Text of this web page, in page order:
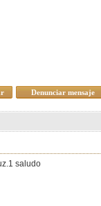
Denunciar mensaje
saludo